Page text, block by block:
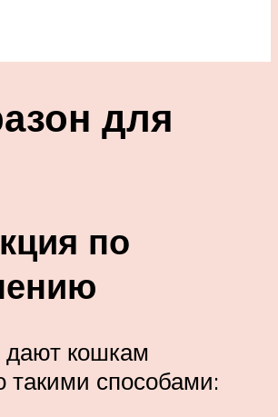
для
по
кошкам
такими способами: